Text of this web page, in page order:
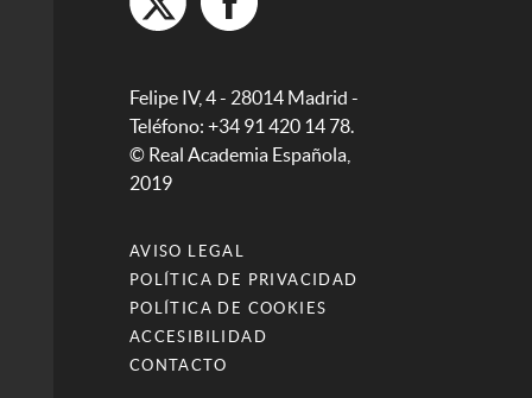
Felipe IV, 4 - 28014 Madrid -
Teléfono: +34 91 420 14 78.
© Real Academia Española,
2019
AVISO LEGAL
POLÍTICA DE PRIVACIDAD
POLÍTICA DE COOKIES
ACCESIBILIDAD
CONTACTO